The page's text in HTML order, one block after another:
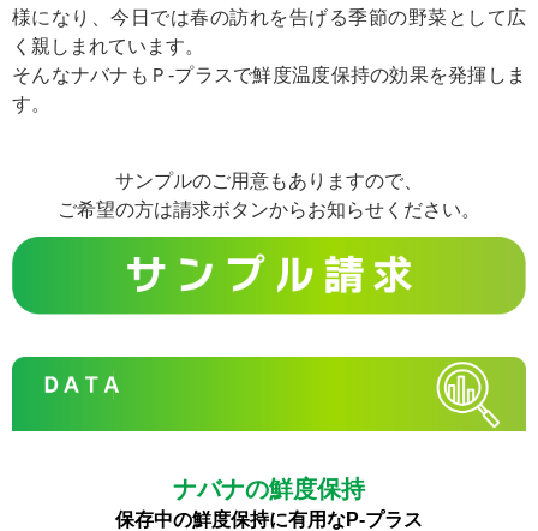
様になり、今日では春の訪れを告げる季節の野菜として広
く親しまれています。
そんなナバナもＰ-プラスで鮮度温度保持の効果を発揮しま
す。
サンプルのご用意もありますので、
ご希望の方は請求ボタンからお知らせください。
ナバナの鮮度保持
保存中の鮮度保持に有用なP-プラス